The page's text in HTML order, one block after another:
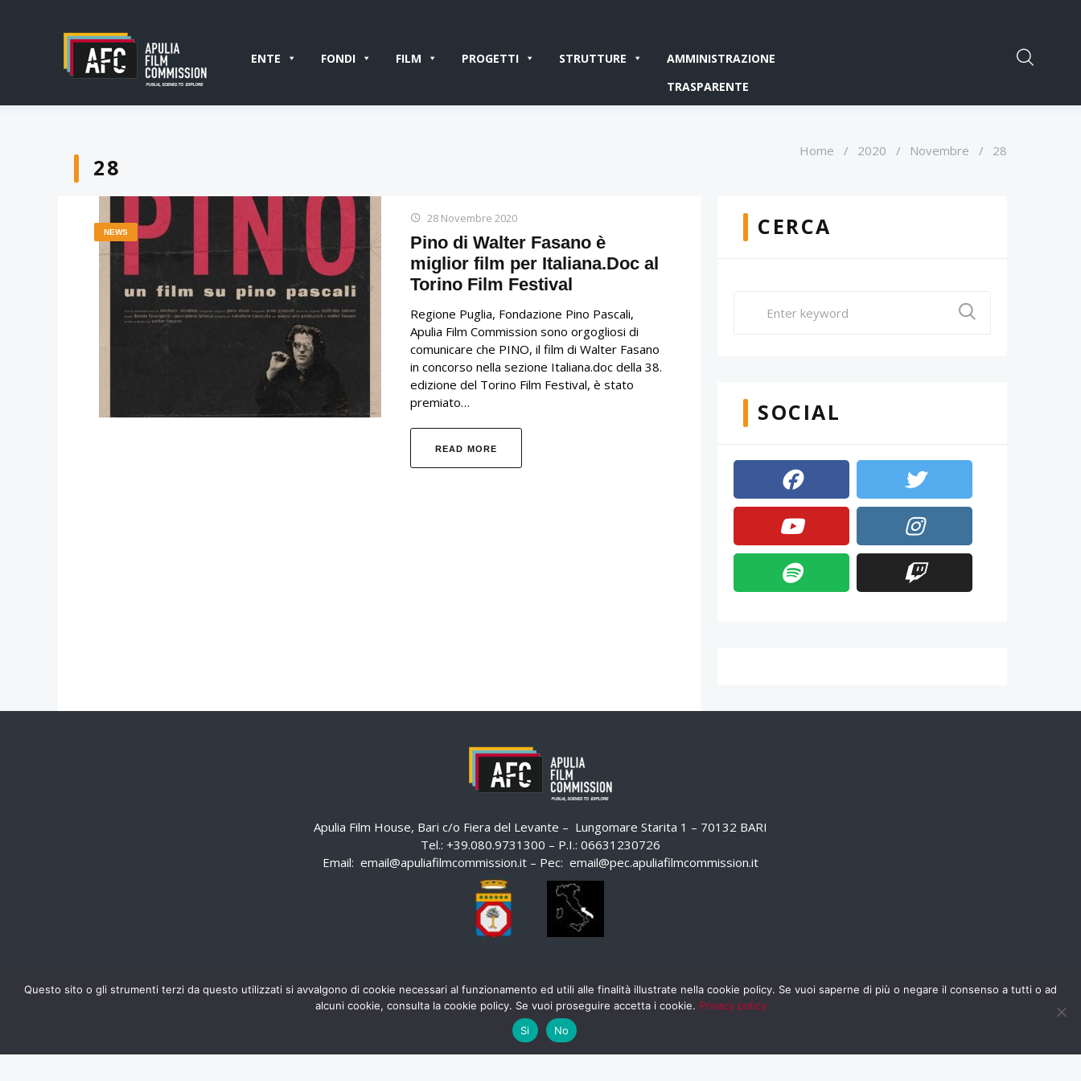
ENTE FONDI FILM PROGETTI STRUTTURE
AMMINISTRAZIONE
TRASPARENTE
28
Home / 2020 / Novembre / 28
28 Novembre 2020
NEWS
Pino di Walter Fasano è
miglior film per Italiana.Doc al
Torino Film Festival
Regione Puglia, Fondazione Pino Pascali,
Apulia Film Commission sono orgogliosi di
comunicare che PINO, il film di Walter Fasano
in concorso nella sezione Italiana.doc della 38.
edizione del Torino Film Festival, è stato
premiato…
READ MORE
CERCA
SOCIAL
Apulia Film House, Bari c/o Fiera del Levante – Lungomare Starita 1 – 70132 BARI
Tel.: +39.080.9731300 – P.I.: 06631230726
Email: email@apuliafilmcommission.it – Pec: email@pec.apuliafilmcommission.it
WHISTLEBLOWING
Questo sito o gli strumenti terzi da questo utilizzati si avvalgono di cookie necessari al funzionamento ed utili alle finalità illustrate nella cookie policy. Se vuoi saperne di più o negare il consenso a tutti o ad
alcuni cookie, consulta la cookie policy. Se vuoi proseguire accetta i cookie. Privacy policy
Si
No